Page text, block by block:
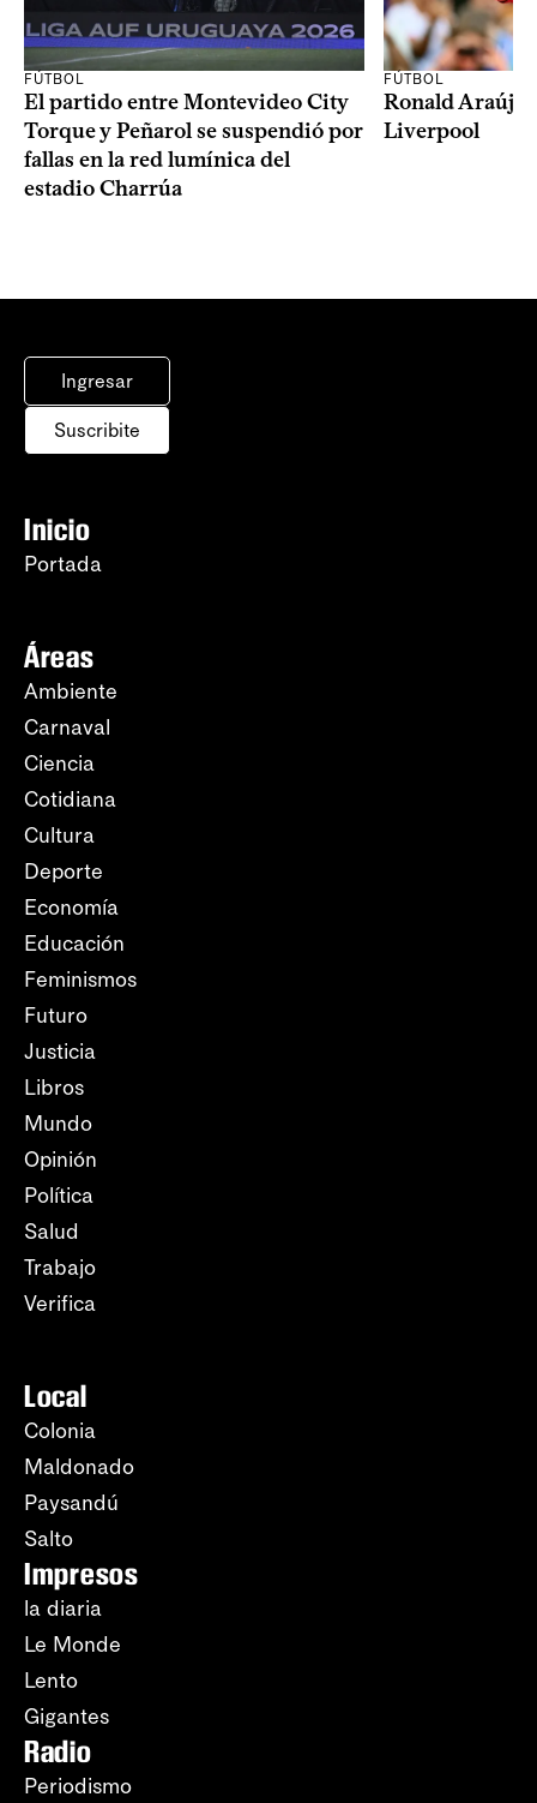
FÚTBOL
El partido entre Montevideo City
Torque y Peñarol se suspendió por
fallas en la red lumínica del
estadio Charrúa
FÚTBOL
Ronald Araújo
Liverpool
Ingresar
Suscribite
Inicio
Portada
Áreas
Ambiente
Carnaval
Ciencia
Cotidiana
Cultura
Deporte
Economía
Educación
Feminismos
Futuro
Justicia
Libros
Mundo
Opinión
Política
Salud
Trabajo
Verifica
Local
Colonia
Maldonado
Paysandú
Salto
Impresos
la diaria
Le Monde
Lento
Gigantes
Radio
Periodismo